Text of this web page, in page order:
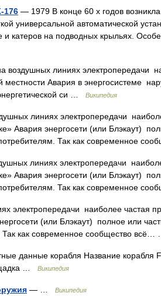
176 — 1979 В конце 60 х годов
универсальной автоматической
и катеров на подводных крыльях.
воздушных линиях электропередачи
местности Авария в энергосистеме
си …
Википедия
линиях электропередачи
Авария энергосети (или Блэкаут)
Так как современное
линиях электропередачи
Авария энергосети (или Блэкаут)
Так как современное
электропередачи наиболее частая
(или Блэкаут) полное или
Так как современное сообщество
данные корабля Название корабля
…
Википедия
— … Википедия